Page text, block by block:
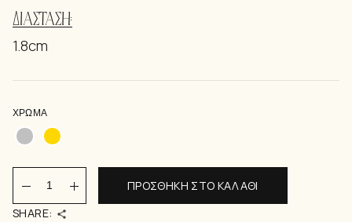
ΔΙΆΣΤΑΣΗ:
1.8cm
ΧΡΏΜΑ
Bianca Crystal quantity
ΠΡΟΣΘΉΚΗ ΣΤΟ ΚΑΛΆΘΙ
SHARE: